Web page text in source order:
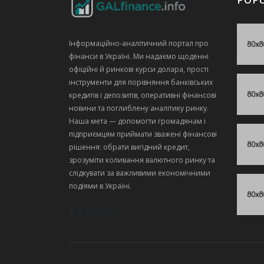
Інформаційно‑аналітичний портал про
фінанси в Україні. Ми надаємо щоденні
офіційні й ринкові курси долара, прості
інструменти для порівняння банківських
кредитів і депозитів, оперативні фінансові
новини та поглиблену аналітику ринку.
Наша мета — допомогти громадянам і
підприємцям приймати зважені фінансові
рішення: обрати вигідний кредит,
зрозуміти коливання валютного ринку та
слідкувати за важливими економічними
подіями в Україні.